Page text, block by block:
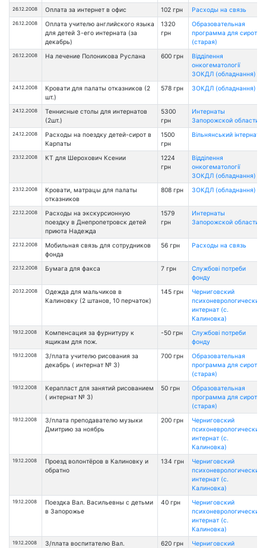
26.12.2008 Оплата за интернет в офис 102 грн Расходы на связь
26.12.2008
Оплата учителю английского языка
для детей 3-его интерната (за
декабрь)
1320
грн
Образовательная
программа для сирот
(старая)
26.12.2008 На лечение Полоникова Руслана 600 грн
Відділення
онкогематології
ЗОКДЛ (обладнання)
24.12.2008
Кровати для палаты отказников (2
шт.)
578 грн ЗОКДЛ (обладнання)
24.12.2008
Теннисные столы для интернатов
(2шт.)
5300
грн
Интернаты
Запорожской области
24.12.2008
Расходы на поездку детей-сирот в
Карпаты
1500
грн
Вільнянський інтернат
23.12.2008 КТ для Шерохович Ксении
1224
грн
Відділення
онкогематології
ЗОКДЛ (обладнання)
23.12.2008
Кровати, матрацы для палаты
отказников
808 грн ЗОКДЛ (обладнання)
22.12.2008
Расходы на экскурсионную
поездку в Днепропетровск детей
приюта Надежда
1579
грн
Интернаты
Запорожской области
22.12.2008
Мобильная связь для сотрудников
фонда
56 грн Расходы на связь
22.12.2008 Бумага для факса 7 грн
Службові потреби
фонду
20.12.2008
Одежда для мальчиков в
Калиновку (2 штанов, 10 перчаток)
145 грн
Черниговский
психоневрологический
интернат (с.
Калиновка)
19.12.2008
Компенсация за фурнитуру к
ящикам для пож.
-50 грн
Службові потреби
фонду
19.12.2008
З/плата учителю рисования за
декабрь ( интернат № 3)
700 грн
Образовательная
программа для сирот
(старая)
19.12.2008
Керапласт для занятий рисованием
( интернат № 3)
50 грн
Образовательная
программа для сирот
(старая)
19.12.2008
З/плата преподавателю музыки
Дмитрию за ноябрь
200 грн
Черниговский
психоневрологический
интернат (с.
Калиновка)
19.12.2008
Проезд волонтёров в Калиновку и
обратно
134 грн
Черниговский
психоневрологический
интернат (с.
Калиновка)
19.12.2008
Поездка Вал. Васильевны с детьми
в Запорожье
40 грн
Черниговский
психоневрологический
интернат (с.
Калиновка)
19.12.2008
З/плата воспитателю Вал.
620 грн
Черниговский